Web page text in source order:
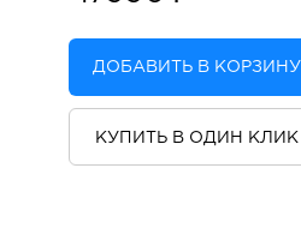
ДОБАВИТЬ В КОРЗИНУ
КУПИТЬ В ОДИН КЛИК